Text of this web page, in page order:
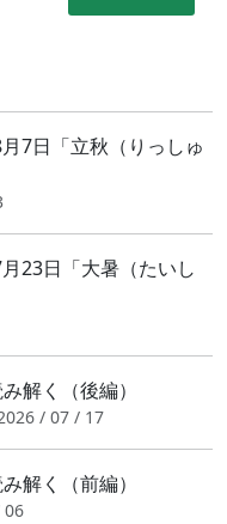
7日「立秋（りっしゅ
23日「大暑（たいし
解く（後編）
/ 07 / 17
解く（前編）
06